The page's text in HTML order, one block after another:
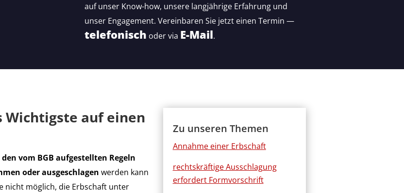
auf unser Know-how, unsere langjährige Erfahrung und
unser Engagement. Vereinbaren Sie jetzt einen Termin —
telefonisch oder via E-Mail.
Wichtigste auf einen
vom BGB aufgestellten Regeln
oder ausgeschlagen werden kann
nicht möglich, die Erbschaft unter
Zu unseren Themen
Annahme einer Erbschaft
rechtskräftige Ausschlagung
erfordert Formvorschrift